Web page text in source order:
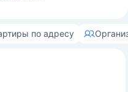
по адресу